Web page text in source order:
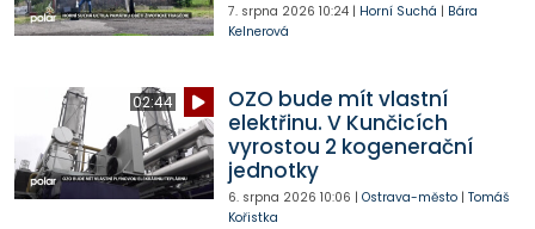
7. srpna 2026 10:24| Horní Suchá | Bára
Kelnerová
02:44
OZO bude mít vlastní
elektřinu. V Kunčicích
vyrostou 2 kogenerační
jednotky
6. srpna 2026 10:06 | Ostrava-město| Tomáš
Kořistka